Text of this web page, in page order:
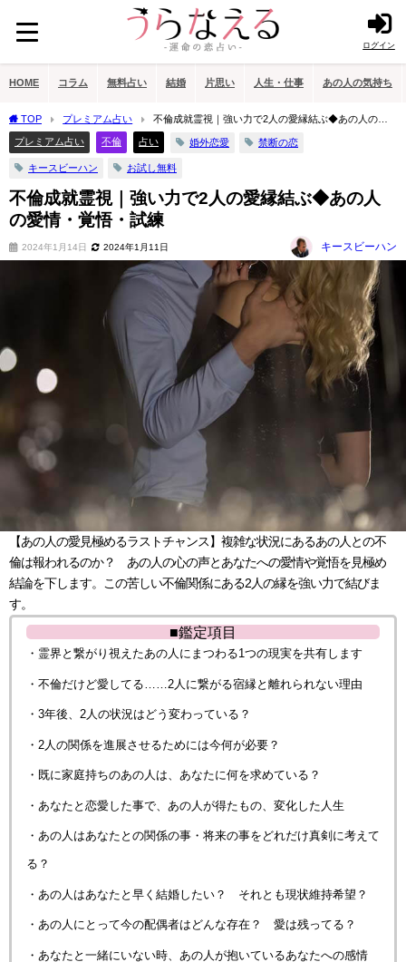
ログイン
HOME コラム 無料占い 結婚 片思い 人生・仕事 あの人の気持ち
TOP プレミアム占い
不倫成就霊視｜強い力で2人の愛縁結ぶ◆あの人の愛
情・覚悟・試練
プレミアム占い 不倫 占い 婚外恋愛 禁断の恋
キースビーハン お試し無料
不倫成就霊視｜強い力で2人の愛縁結ぶ◆あの人
の愛情・覚悟・試練
2024年1月14日 2024年1月11日 キースビーハン
【あの人の愛見極めるラストチャンス】複雑な状況にあるあの人との不
倫は報われるのか？ あの人の心の声とあなたへの愛情や覚悟を見極め
結論を下します。この苦しい不倫関係にある2人の縁を強い力で結びま
す。
■鑑定項目
・霊界と繋がり視えたあの人にまつわる1つの現実を共有します
・不倫だけど愛してる……2人に繋がる宿縁と離れられない理由
・3年後、2人の状況はどう変わっている？
・2人の関係を進展させるためには今何が必要？
・既に家庭持ちのあの人は、あなたに何を求めている？
・あなたと恋愛した事で、あの人が得たもの、変化した人生
・あの人はあなたとの関係の事・将来の事をどれだけ真剣に考えて
る？
・あの人はあなたと早く結婚したい？ それとも現状維持希望？
・あの人にとって今の配偶者はどんな存在？ 愛は残ってる？
・あなたと一緒にいない時、あの人が抱いているあなたへの感情